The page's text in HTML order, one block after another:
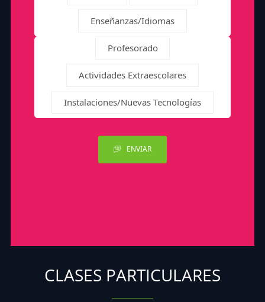
Enseñanzas/Idiomas
Profesorado
Actividades Extraescolares
Instalaciones/Nuevas Tecnologías
ENVIAR
CLASES PARTICULARES